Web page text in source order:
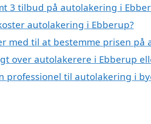
3 tilbud på autolakering i
autolakering i Ebberup?
med til at bestemme prisen på
over autolakerere i Ebberup
professionel til autolakering i